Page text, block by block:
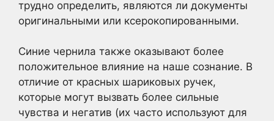
трудно определить, являются ли документы
оригинальными или ксерокопированными.
Синие чернила также оказывают более
положительное влияние на наше сознание. В
отличие от красных шариковых ручек,
которые могут вызвать более сильные
чувства и негатив (их часто используют для